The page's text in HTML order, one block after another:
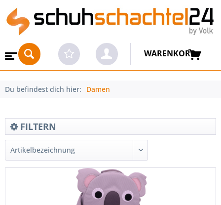
WARENKORB
Du befindest dich hier: Damen
FILTERN